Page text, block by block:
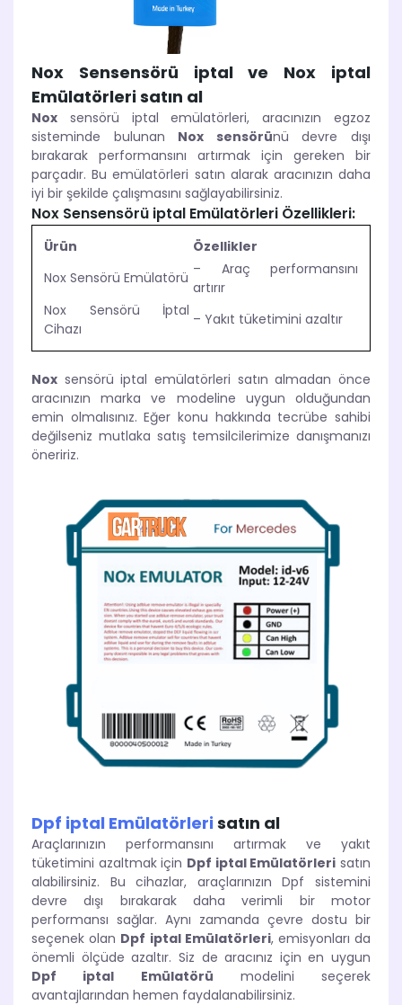
Nox Sensensörü iptal ve Nox iptal
Emülatörleri satın al
Nox sensörü iptal emülatörleri, aracınızın egzoz
sisteminde bulunan Nox sensörünü devre dışı
bırakarak performansını artırmak için gereken bir
parçadır. Bu emülatörleri satın alarak aracınızın daha
iyi bir şekilde çalışmasını sağlayabilirsiniz.
Nox Sensensörü iptal Emülatörleri Özellikleri:
Ürün
Özellikler
Nox Sensörü Emülatörü – Araç performansını
artırır
Nox Sensörü İptal
Cihazı
– Yakıt tüketimini azaltır
Nox sensörü iptal emülatörleri satın almadan önce
aracınızın marka ve modeline uygun olduğundan
emin olmalısınız. Eğer konu hakkında tecrübe sahibi
değilseniz mutlaka satış temsilcilerimize danışmanızı
öneririz.
Dpf iptal Emülatörleri satın al
Araçlarınızın performansını artırmak ve yakıt
tüketimini azaltmak için Dpf iptal Emülatörleri satın
alabilirsiniz. Bu cihazlar, araçlarınızın Dpf sistemini
devre dışı bırakarak daha verimli bir motor
performansı sağlar. Aynı zamanda çevre dostu bir
seçenek olan Dpf iptal Emülatörleri, emisyonları da
önemli ölçüde azaltır. Siz de aracınız için en uygun
Dpf iptal Emülatörü modelini seçerek
avantajlarından hemen faydalanabilirsiniz.